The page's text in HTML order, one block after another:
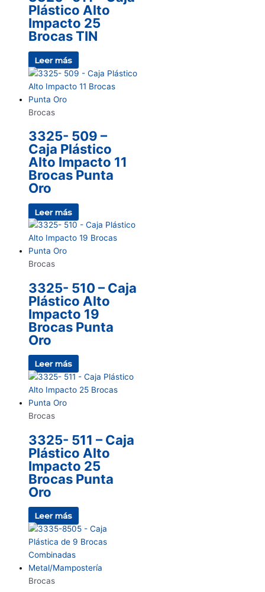
Plástico Alto
Impacto 25
Brocas TIN
Leer más
Brocas
3325- 509 –
Caja Plástico
Alto Impacto 11
Brocas Punta
Oro
Leer más
Brocas
3325- 510 – Caja
Plástico Alto
Impacto 19
Brocas Punta
Oro
Leer más
Brocas
3325- 511 – Caja
Plástico Alto
Impacto 25
Brocas Punta
Oro
Leer más
Brocas